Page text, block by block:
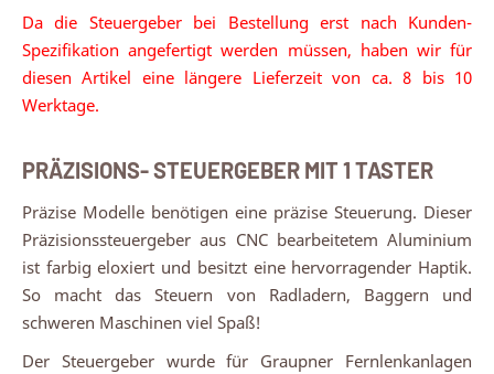
Da die Steuergeber bei Bestellung erst nach Kunden-
Spezifikation angefertigt werden müssen, haben wir für
diesen Artikel eine längere Lieferzeit von ca. 8 bis 10
Werktage.
PRÄZISIONS- STEUERGEBER MIT 1 TASTER
Präzise Modelle benötigen eine präzise Steuerung. Dieser
Präzisionssteuergeber aus CNC bearbeitetem Aluminium
ist farbig eloxiert und besitzt eine hervorragender Haptik.
So macht das Steuern von Radladern, Baggern und
schweren Maschinen viel Spaß!
Der Steuergeber wurde für Graupner Fernlenkanlagen